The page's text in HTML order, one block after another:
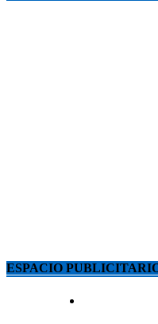
ESPACIO